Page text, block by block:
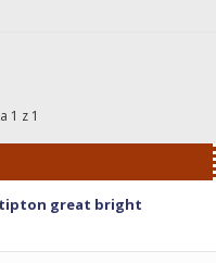
1 z 1
tipton great bright